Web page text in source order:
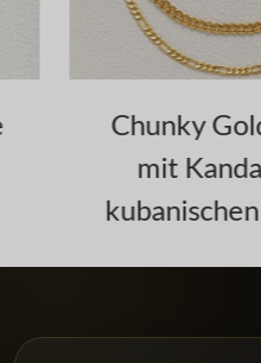
Chunky
mit